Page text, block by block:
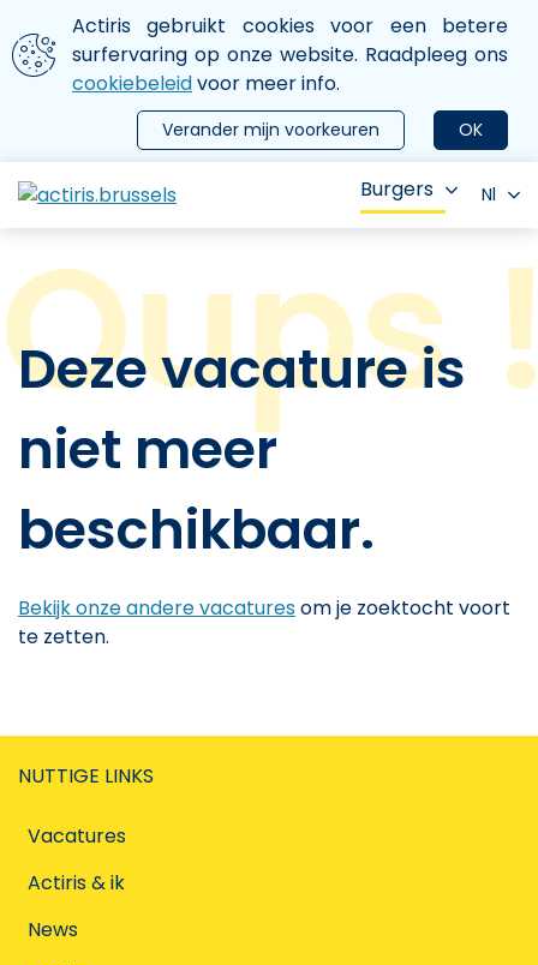
Aller au contenu principal
We gebruiken cookies
Actiris gebruikt cookies voor een betere
surfervaring op onze website. Raadpleeg ons
cookiebeleidvoor meer info.
OK
Verander mijn voorkeuren
le menu
Burgers Nl
Deze vacature is
niet meer
beschikbaar.
Bekijk onze andere vacaturesom je zoektocht voort
te zetten.
NUTTIGE LINKS
Vacatures
Actiris & ik
News